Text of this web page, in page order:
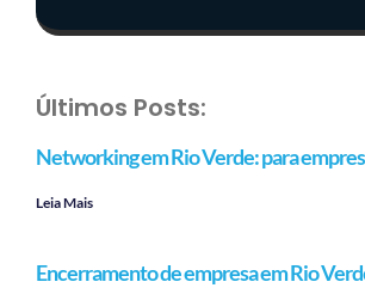
Últimos Posts:
Networking em Rio Verde: para
Leia Mais
Encerramento de empresa em Rio